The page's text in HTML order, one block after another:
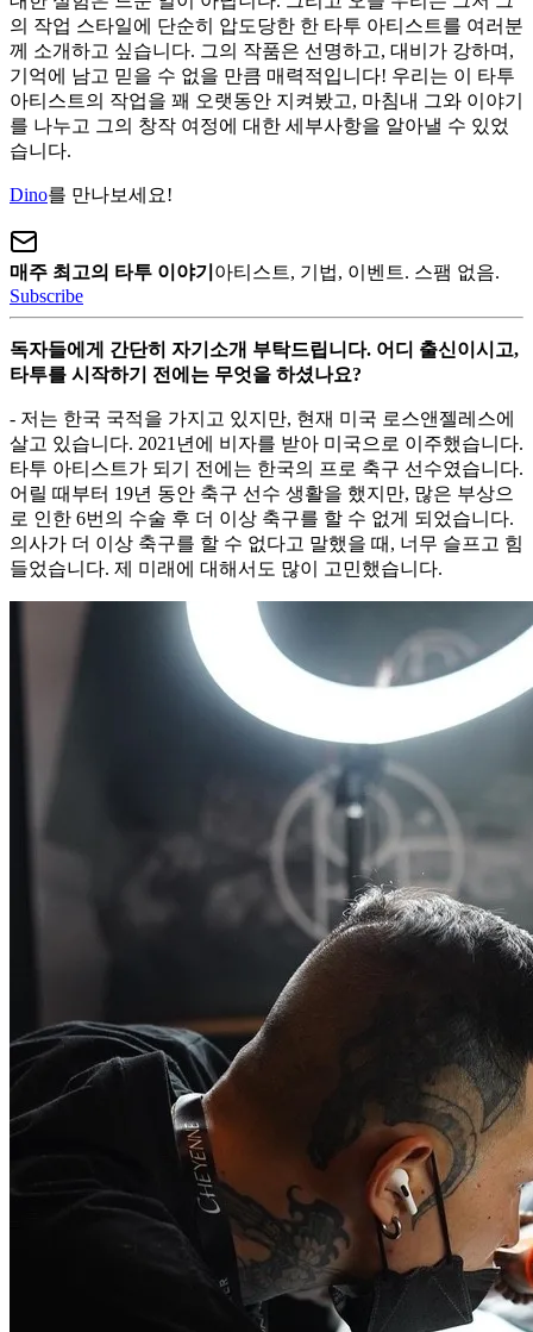
의 작업 스타일에 단순히 압도당한 한 타투 아티스트를 여러분
께 소개하고 싶습니다. 그의 작품은 선명하고, 대비가 강하며,
기억에 남고 믿을 수 없을 만큼 매력적입니다! 우리는 이 타투
아티스트의 작업을 꽤 오랫동안 지켜봤고, 마침내 그와 이야기
를 나누고 그의 창작 여정에 대한 세부사항을 알아낼 수 있었
습니다.
Dino를 만나보세요!
매주 최고의 타투 이야기 아티스트, 기법, 이벤트. 스팸 없음.
Subscribe
독자들에게 간단히 자기소개 부탁드립니다. 어디 출신이시고,
타투를 시작하기 전에는 무엇을 하셨나요?
- 저는 한국 국적을 가지고 있지만, 현재 미국 로스앤젤레스에
살고 있습니다. 2021년에 비자를 받아 미국으로 이주했습니다.
타투 아티스트가 되기 전에는 한국의 프로 축구 선수였습니다.
어릴 때부터 19년 동안 축구 선수 생활을 했지만, 많은 부상으
로 인한 6번의 수술 후 더 이상 축구를 할 수 없게 되었습니다.
의사가 더 이상 축구를 할 수 없다고 말했을 때, 너무 슬프고 힘
들었습니다. 제 미래에 대해서도 많이 고민했습니다.